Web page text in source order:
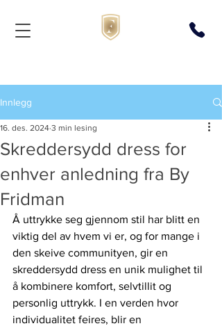
Innlegg
Skreddersydd dress for
enhver anledning fra By
Fridman
16. des. 2024 3 min lesing
Å uttrykke seg gjennom stil har blitt en
viktig del av hvem vi er, og for mange i
den skeive communityen, gir en
skreddersydd dress en unik mulighet til
å kombinere komfort, selvtillit og
personlig uttrykk. I en verden hvor
individualitet feires, blir en